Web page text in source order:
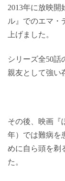
2013年に放映
ル』でのエマ・
上げました。
シリーズ全50話
親友として強い
その後、映画『
年）では難病を
めに自ら頭を剃
た。